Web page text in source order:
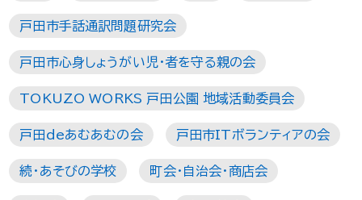
戸田市手話通訳問題研究会
戸田市心身しょうがい児・者を守る親の会
TOKUZO WORKS 戸田公園 地域活動委員会
戸田deあむあむの会 戸田市ITボランティアの会
続・あそびの学校 町会・自治会・商店会